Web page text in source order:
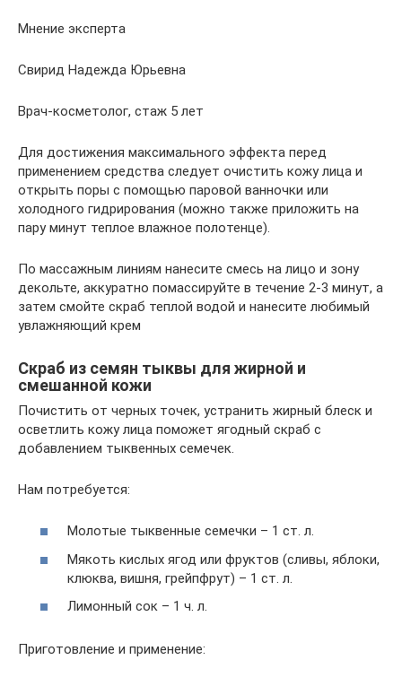
Мнение эксперта
Свирид Надежда Юрьевна
Врач-косметолог, стаж 5 лет
Для достижения максимального эффекта перед
применением средства следует очистить кожу лица и
открыть поры с помощью паровой ванночки или
холодного гидрирования (можно также приложить на
пару минут теплое влажное полотенце).
По массажным линиям нанесите смесь на лицо и зону
декольте, аккуратно помассируйте в течение 2-3 минут, а
затем смойте скраб теплой водой и нанесите любимый
увлажняющий крем
Скраб из семян тыквы для жирной и
смешанной кожи
Почистить от черных точек, устранить жирный блеск и
осветлить кожу лица поможет ягодный скраб с
добавлением тыквенных семечек.
Нам потребуется:
Молотые тыквенные семечки – 1 ст. л.
Мякоть кислых ягод или фруктов (сливы, яблоки,
клюква, вишня, грейпфрут) – 1 ст. л.
Лимонный сок – 1 ч. л.
Приготовление и применение: